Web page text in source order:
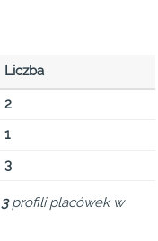
Liczba
2
1
3
3profili placówek w